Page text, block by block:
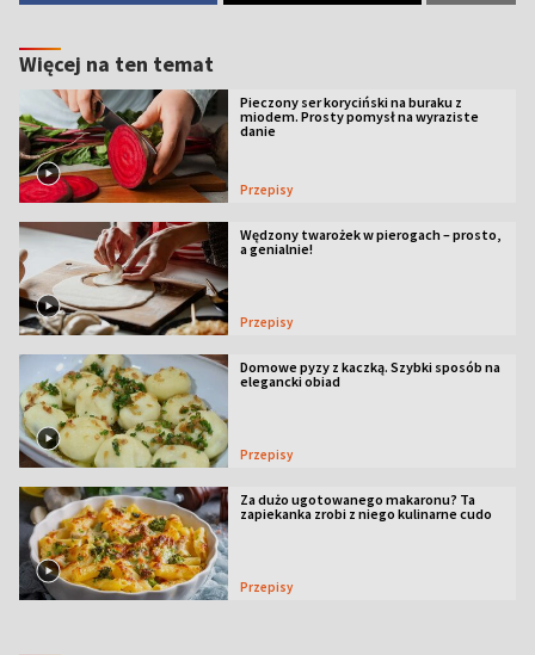
Więcej na ten temat
Pieczony ser koryciński na buraku z
miodem. Prosty pomysł na wyraziste
danie
Przepisy
Wędzony twarożek w pierogach – prosto,
a genialnie!
Przepisy
Domowe pyzy z kaczką. Szybki sposób na
elegancki obiad
Przepisy
Za dużo ugotowanego makaronu? Ta
zapiekanka zrobi z niego kulinarne cudo
Przepisy